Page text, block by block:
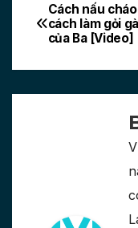
Post
Cách nấu
cách làm gỏi
của Ba [Video]